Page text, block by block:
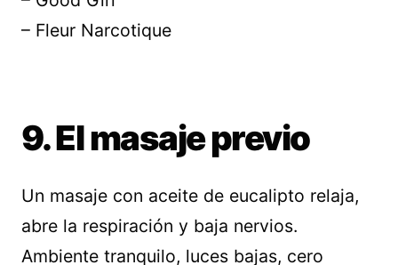
– Fleur Narcotique
9. El masaje previo
Un masaje con aceite de eucalipto relaja,
abre la respiración y baja nervios.
Ambiente tranquilo, luces bajas, cero